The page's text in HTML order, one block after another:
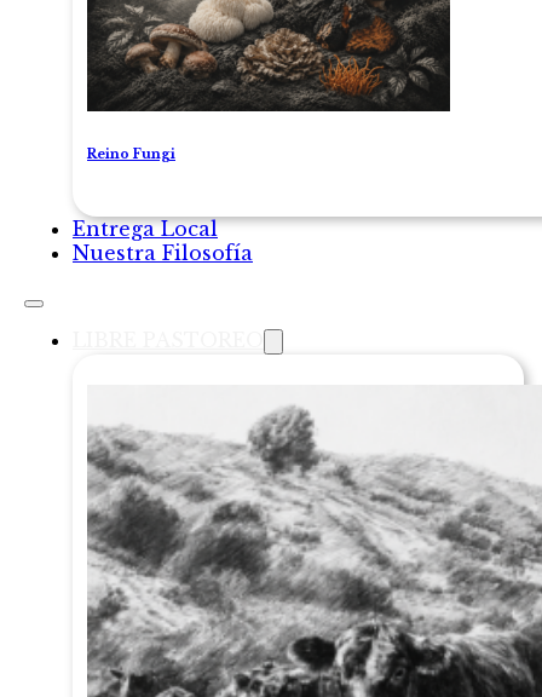
Reino Fungi
Entrega Local
Nuestra Filosofía